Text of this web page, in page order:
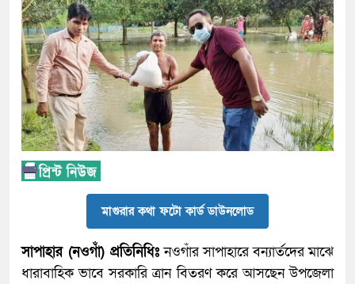
মাগুরার কথা ফটো কার্ড ডাউনলোড
সাপাহার (নওগাঁ) প্রতিনিধিঃনওগাঁর সাপাহারে বন্যার্তদের মাঝে
ধারাবাহিক ভাবে সরকারি ত্রান বিতরণ করে আসছেন উপজেলা